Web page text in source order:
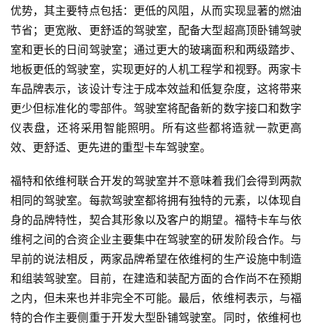
首
页
独
家
优势，其主要特点包括：更低的风阻，从而实现显著的燃油
节省；更宽敞、更舒适的驾驶室，配备大型超高顶卧铺驾驶
室和更长的日间驾驶室；通过更大的玻璃面积和两级踏步、
地板更低的驾驶室，实现更好的人机工程学和视野。两家卡
车品牌表示，该设计专注于成本效益和低复杂度，这将带来
更少但标准化的零部件。驾驶室将配备新的数字接口和数字
仪表盘，还将采用智能照明。所有这些都将造就一款更高
效、更舒适、更先进的重型卡车驾驶室。
福特和依维柯联合开发的驾驶室并不意味着我们会得到两款
相同的驾驶室。每款驾驶室都将拥有独特的元素，以体现自
身的品牌特性，契合其形象以及客户的期望。福特卡车与依
维柯之间的合资企业主要集中在驾驶室的研发阶段合作。与
早前的说法相反，两家品牌希望在依维柯的生产设施中制造
和组装驾驶室。目前，在建造和装配方面的合作尚不在预期
之内，但未来也并非完全不可能。最后，依维柯表示，与福
特的合作主要侧重于开发大型卧铺驾驶室。同时，依维柯也